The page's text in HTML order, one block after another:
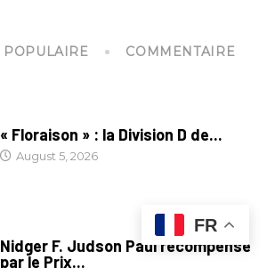
POPULAIRE COMMENTAIRE
« Floraison » : la Division D de...
August 5, 2026
Nidger F. Judson Paul récompensé
par le Prix...
FR